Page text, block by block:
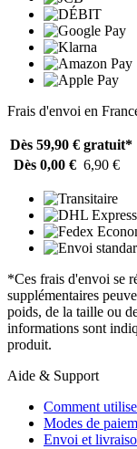
Frais d'envoi en
Dès 59,90 € gratuit*
Dès 0,00 € 6,90 €
*Ces frais d'envoi se
supplémentaires
poids, de la taille ou
informations sont
produit.
Aide & Support
Comment
Modes de
Envoi et